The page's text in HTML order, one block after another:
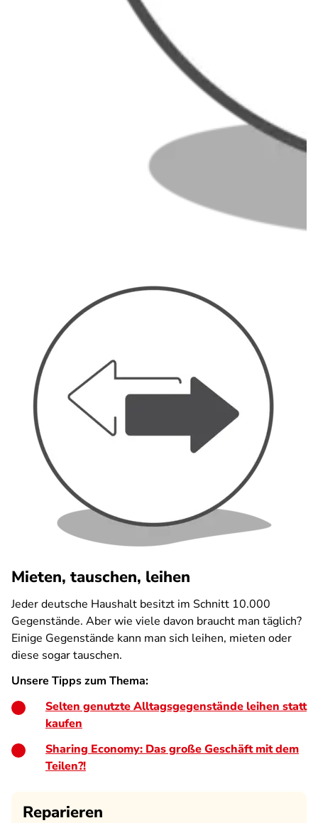
Mieten, tauschen, leihen
Jeder deutsche Haushalt besitzt im Schnitt 10.000
Gegenstände. Aber wie viele davon braucht man täglich?
Einige Gegenstände kann man sich leihen, mieten oder
diese sogar tauschen.
Unsere Tipps zum Thema:
Selten genutzte Alltagsgegenstände leihen statt
kaufen
Sharing Economy: Das große Geschäft mit dem
Teilen?!
Reparieren